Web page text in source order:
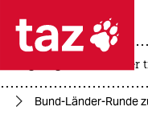
 taz
usa unter
Bund-Länder-Runde